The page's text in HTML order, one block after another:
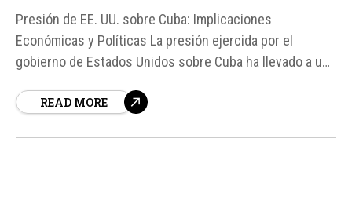
Presión de EE. UU. sobre Cuba: Implicaciones
Económicas y Políticas La presión ejercida por el
gobierno de Estados Unidos sobre Cuba ha llevado a una
operan en la isla. Esta situación se debe a las sanciones
READ MORE